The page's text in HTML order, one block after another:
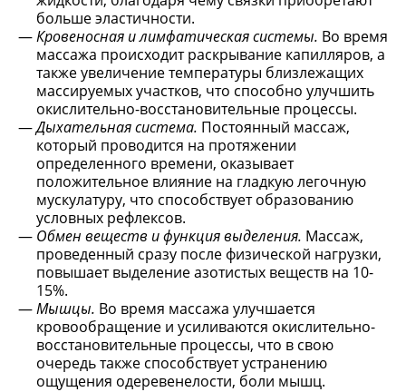
больше эластичности.
Кровеносная и лимфатическая системы. Во время
массажа происходит раскрывание капилляров, а
также увеличение температуры близлежащих
массируемых участков, что способно улучшить
окислительно-восстановительные процессы.
Дыхательная система. Постоянный массаж,
который проводится на протяжении
определенного времени, оказывает
положительное влияние на гладкую легочную
мускулатуру, что способствует образованию
условных рефлексов.
Обмен веществ и функция выделения. Массаж,
проведенный сразу после физической нагрузки,
повышает выделение азотистых веществ на 10-
15%.
Мышцы. Во время массажа улучшается
кровообращение и усиливаются окислительно-
восстановительные процессы, что в свою
очередь также способствует устранению
ощущения одеревенелости, боли мышц.